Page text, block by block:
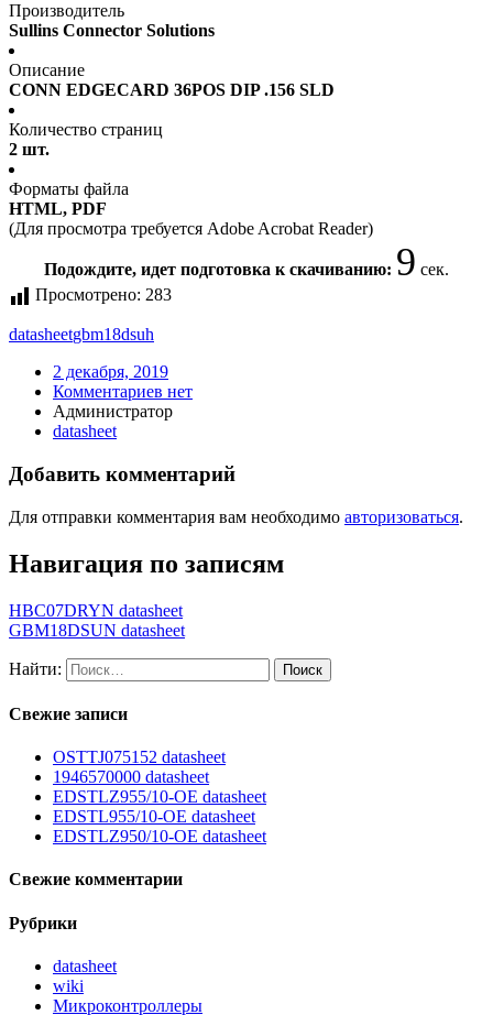
Производитель
Sullins Connector Solutions
Описание
CONN EDGECARD 36POS DIP .156 SLD
Количество страниц
2 шт.
Форматы файла
HTML, PDF
(Для просмотра требуется Adobe Acrobat Reader)
Подождите, идет подготовка к скачиванию: 9 сек.
Просмотрено: 283
datasheetgbm18dsuh
2 декабря, 2019
Комментариев нет
Администратор
datasheet
Добавить комментарий
Для отправки комментария вам необходимо авторизоваться.
Навигация по записям
HBC07DRYN datasheet
GBM18DSUN datasheet
Найти:
Свежие записи
OSTTJ075152 datasheet
1946570000 datasheet
EDSTLZ955/10-OE datasheet
EDSTL955/10-OE datasheet
EDSTLZ950/10-OE datasheet
Свежие комментарии
Рубрики
datasheet
wiki
Микроконтроллеры